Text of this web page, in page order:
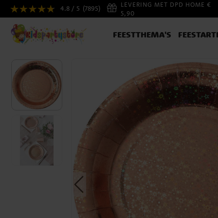
4.8 / 5 (7895)
LEVERING MET DPD HOME €
5,90
FEESTTHEMA'S